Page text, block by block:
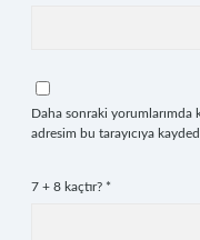
Daha sonraki yorumlarımda
adresim bu tarayıcıya
7 + 8 kaçtır? *